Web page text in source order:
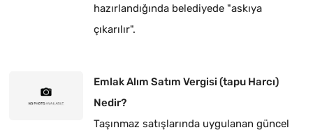
hazırlandığında belediyede "askıya
çıkarılır".
Emlak Alım Satım Vergisi (tapu Harcı)
Nedir?
Taşınmaz satışlarında uygulanan güncel